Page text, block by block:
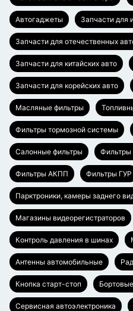
Автогаджеты Запчасти для
Запчасти для отечественных
Запчасти для китайских авто
Запчасти для корейских авто
Масляные фильтры
Фильтры тормозной системы
Салонные фильтры Фильтры
Фильтры АКПП Фильтры ГУР
Парктроники, камеры заднего
Магазины видеорегистраторов
Контроль давления в шинах
Антенны автомобильные
Кнопка старт-стоп
Сервисная автоэлектроника